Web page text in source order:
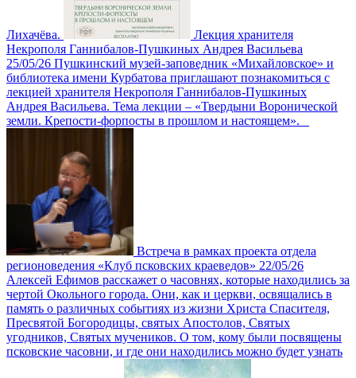
Лихачёва.
Лекция хранителя
Некрополя Ганнибалов-Пушкиных Андрея Васильева
25/05/26 Пушкинский музей-заповедник «Михайловское» и
библиотека имени Курбатова приглашают познакомиться с
лекцией хранителя Некрополя Ганнибалов-Пушкиных
Андрея Васильева. Тема лекции – «Твердыни Воронической
земли. Крепости-форпосты в прошлом и настоящем».
Встреча в рамках проекта отдела
регионоведения «Клуб псковских краеведов» 22/05/26
Алексей Ефимов расскажет о часовнях, которые находились за
чертой Окольного города. Они, как и церкви, освящались в
память о различных событиях из жизни Христа Спасителя,
Пресвятой Богородицы, святых Апостолов, Святых
угодников, Святых мучеников. О том, кому были посвящены
псковские часовни, и где они находились можно будет узнать